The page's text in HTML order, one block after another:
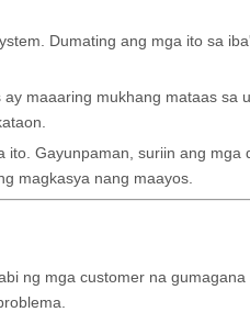
Dumating ang mga ito sa
maaaring mukhang mataas sa
Gayunpaman, suriin ang mga
magkasya nang maayos.
ng mga customer na